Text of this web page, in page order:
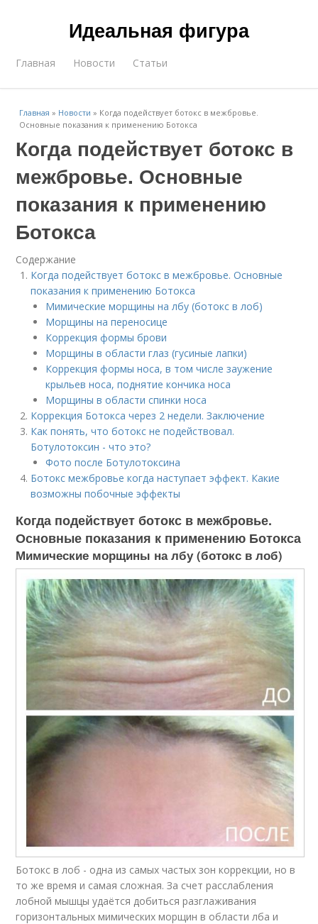
Идеальная фигура
Главная Новости Статьи
Главная » Новости » Когда подействует ботокс в межбровье.
Основные показания к применению Ботокса
Когда подействует ботокс в
межбровье. Основные
показания к применению
Ботокса
Содержание
Когда подействует ботокс в межбровье. Основные
показания к применению Ботокса
Мимические морщины на лбу (ботокс в лоб)
Морщины на переносице
Коррекция формы брови
Морщины в области глаз (гусиные лапки)
Коррекция формы носа, в том числе заужение
крыльев носа, поднятие кончика носа
Морщины в области спинки носа
Коррекция Ботокса через 2 недели. Заключение
Как понять, что ботокс не подействовал.
Ботулотоксин - что это?
Фото после Ботулотоксина
Ботокс межбровье когда наступает эффект. Какие
возможны побочные эффекты
Когда подействует ботокс в межбровье.
Основные показания к применению Ботокса
Мимические морщины на лбу (ботокс в лоб)
Ботокс в лоб - одна из самых частых зон коррекции, но в
то же время и самая сложная. За счет расслабления
лобной мышцы удаётся добиться разглаживания
горизонтальных мимических морщин в области лба и